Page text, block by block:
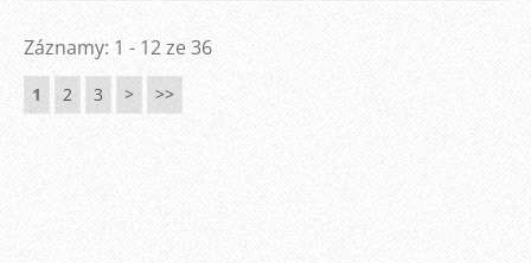
Záznamy: 1 - 12 ze 36
1 2 3 > >>